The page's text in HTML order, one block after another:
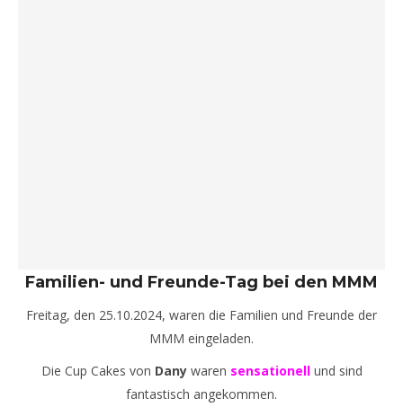
Familien- und Freunde-Tag bei den MMM
Freitag, den 25.10.2024, waren die Familien und Freunde der
MMM eingeladen.
Die Cup Cakes von Danywaren sensationell und sind
fantastisch angekommen.